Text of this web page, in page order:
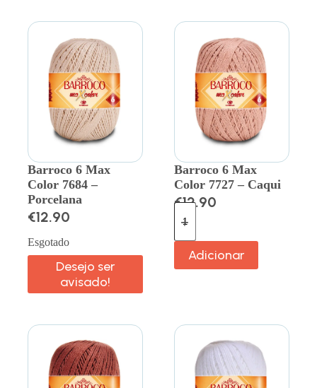
Barroco 6 Max
Color 7684 –
Porcelana
€12.90
Esgotado
Desejo ser
avisado!
Barroco 6 Max
Color 7727 – Caqui
€12.90
Adicionar